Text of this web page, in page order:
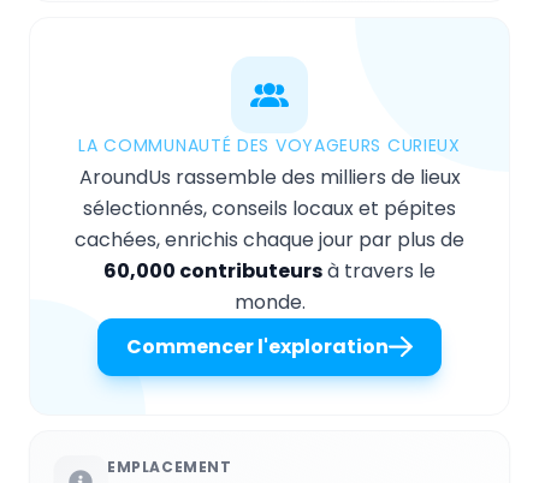
LA COMMUNAUTÉ DES VOYAGEURS CURIEUX
AroundUs rassemble des milliers de lieux
sélectionnés, conseils locaux et pépites
cachées, enrichis chaque jour par plus de
60,000 contributeursà travers le
monde.
Commencer l'exploration
EMPLACEMENT